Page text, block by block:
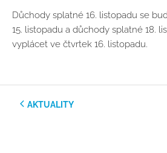
Důchody splatné 16. listopadu se
15. listopadu a důchody splatné 18.
vyplácet ve čtvrtek 16. listopadu.
AKTUALITY